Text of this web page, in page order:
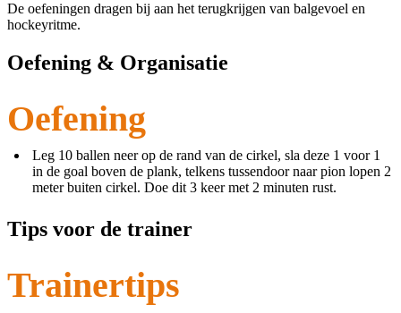
De oefeningen dragen bij aan het terugkrijgen van balgevoel en
hockeyritme.
Oefening & Organisatie
Oefening
Leg 10 ballen neer op de rand van de cirkel, sla deze 1 voor 1
in de goal boven de plank, telkens tussendoor naar pion lopen 2
meter buiten cirkel. Doe dit 3 keer met 2 minuten rust.
Tips voor de trainer
Trainertips